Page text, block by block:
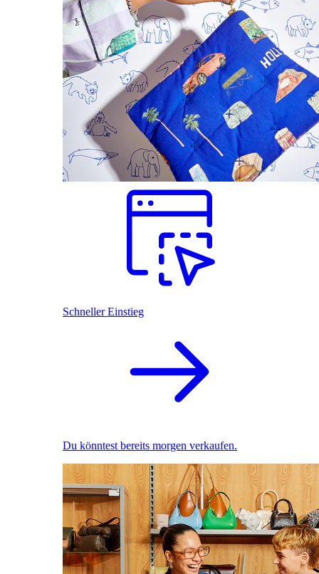
Schneller Einstieg
Du könntest bereits morgen verkaufen.